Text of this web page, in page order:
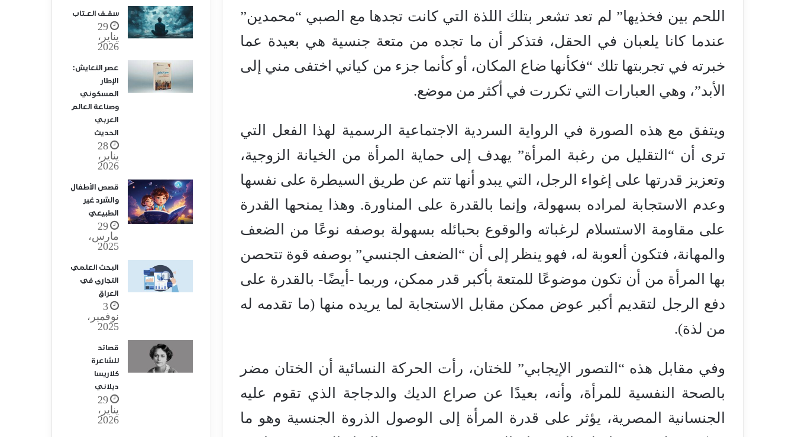
اللحم بين فخذيها” لم تعد تشعر بتلك اللذة التي كانت تجدها مع الصبي “محمدين”
عندما كانا يلعبان في الحقل، فتذكر أن ما تجده من متعة جنسية هي بعيدة عما
خبرته في تجربتها تلك “فكأنها ضاع المكان، أو كأنما جزء من كياني اختفى مني إلى
الأبد”، وهي العبارات التي تكررت في أكثر من موضع.
ويتفق مع هذه الصورة في الرواية السردية الاجتماعية الرسمية لهذا الفعل التي
ترى أن “التقليل من رغبة المرأة” يهدف إلى حماية المرأة من الخيانة الزوجية،
وتعزيز قدرتها على إغواء الرجل، التي يبدو أنها تتم عن طريق السيطرة على نفسها
وعدم الاستجابة لمراده بسهولة، وإنما بالقدرة على المناورة. وهذا يمنحها القدرة
على مقاومة الاستسلام لرغباته والوقوع بحبائله بسهولة بوصفه نوعًا من الضعف
والمهانة، فتكون ألعوبة له، فهو ينظر إلى أن “الضعف الجنسي” بوصفه قوة تتحصن
بها المرأة من أن تكون موضوعًا للمتعة بأكبر قدر ممكن، وربما -أيضًا- بالقدرة على
دفع الرجل لتقديم أكبر عوض ممكن مقابل الاستجابة لما يريده منها (ما تقدمه له
من لذة).
وفي مقابل هذه “التصور الإيجابي” للختان، رأت الحركة النسائية أن الختان مضر
بالصحة النفسية للمرأة، وأنه، بعيدًا عن صراع الديك والدجاجة الذي تقوم عليه
الجنسانية المصرية، يؤثر على قدرة المرأة إلى الوصول الذروة الجنسية وهو ما
سقـف العـتاب
29
يناير،
2026
عصر التعايش:
الإطار
المسكوني
وصناعة العالم
العربي
الحديث
28
يناير،
2026
قصص الأطفال
والسَّرد غير
الطبيعيّ
29
مارس،
2025
البحث العلمي
التجاري في
العراق
3
نوفمبر،
2025
قصائد
للشاعرة
كلاريسا
ديلاني
29
يناير،
2026